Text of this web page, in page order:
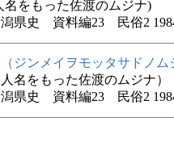
名をもった佐渡のムジナ)
潟県史 資料編23 民俗2
（ジンメイヲモッタサドノム
人名をもった佐渡のムジナ）
潟県史 資料編23 民俗2